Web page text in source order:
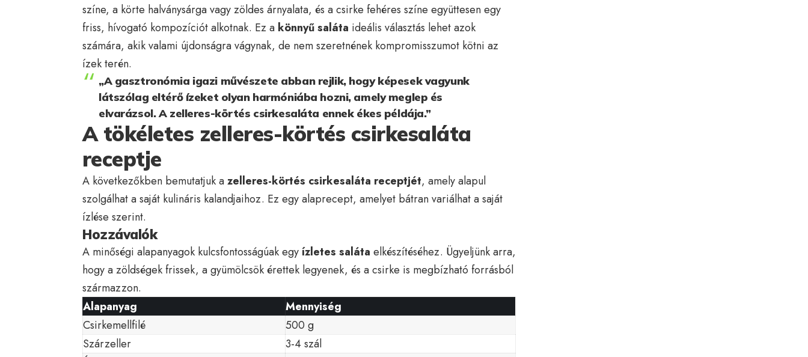
színe, a körte halványsárga vagy zöldes árnyalata, és a csirke fehéres színe együttesen egy
friss, hívogató kompozíciót alkotnak. Ez a könnyű saláta ideális választás lehet azok
számára, akik valami újdonságra vágynak, de nem szeretnének kompromisszumot kötni az
ízek terén.
„A gasztronómia igazi művészete abban rejlik, hogy képesek vagyunk
látszólag eltérő ízeket olyan harmóniába hozni, amely meglep és
elvarázsol. A zelleres-körtés csirkesaláta ennek ékes példája.”
A tökéletes zelleres-körtés csirkesaláta
receptje
A következőkben bemutatjuk azelleres-körtés csirkesaláta receptjét, amely alapul
szolgálhat a saját kulináris kalandjaihoz. Ez egy alaprecept, amelyet bátran variálhat a saját
ízlése szerint.
Hozzávalók
A minőségi alapanyagok kulcsfontosságúak egy ízletes saláta elkészítéséhez. Ügyeljünk arra,
hogy a zöldségek frissek, a gyümölcsök érettek legyenek, és a csirke is megbízható forrásból
származzon.
Alapanyag
Mennyiség
Csirkemellfilé
500 g
Szárzeller
3-4 szál